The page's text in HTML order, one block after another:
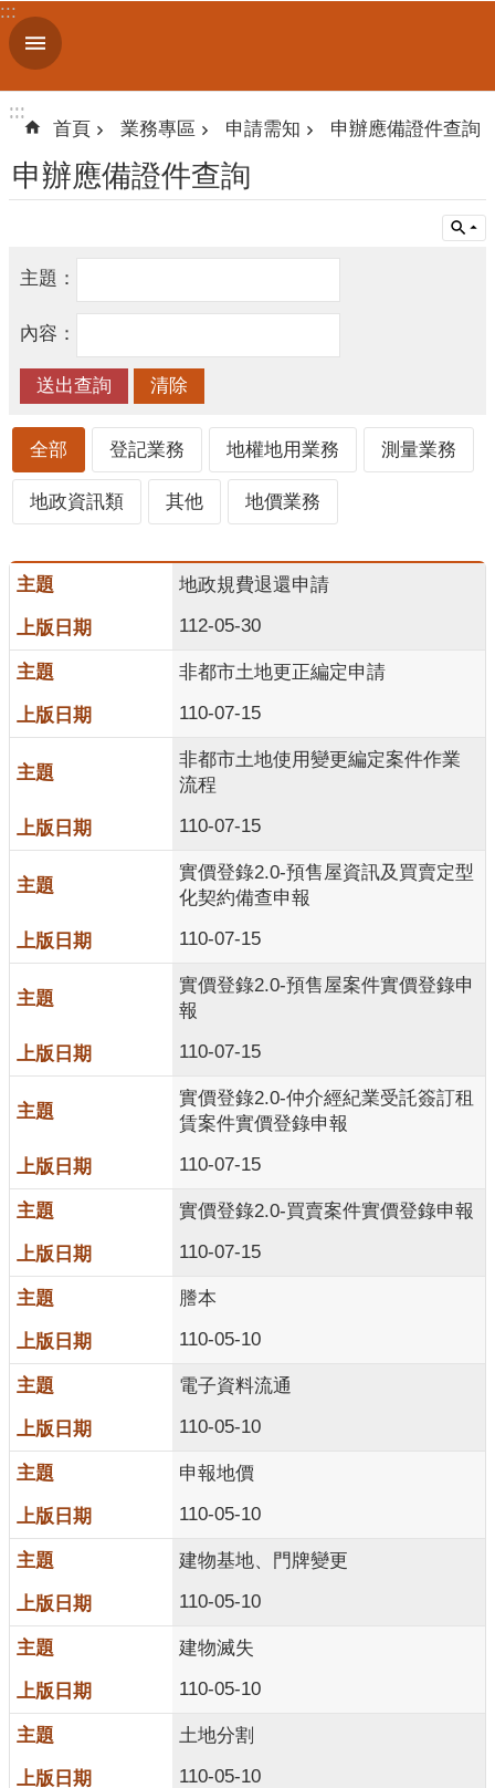
跳到主要內容區塊
進
階
尋
我
訊
息
公
告
上
服
便
民
服
務
公
開
資
訊
業
務
專
民
交
:::
:::
:::
首頁 業務專區 申請需知 申辦應備證件查詢
申辦應備證件查詢
主題：
內容：
全部 登記業務 地權地用業務 測量業務
地政資訊類 其他 地價業務
地政規費退還申請
112-05-30
非都市土地更正編定申請
110-07-15
非都市土地使用變更編定案件作業
流程
110-07-15
實價登錄2.0-預售屋資訊及買賣定型
化契約備查申報
110-07-15
實價登錄2.0-預售屋案件實價登錄申
報
110-07-15
實價登錄2.0-仲介經紀業受託簽訂租
賃案件實價登錄申報
110-07-15
實價登錄2.0-買賣案件實價登錄申報
110-07-15
謄本
110-05-10
電子資料流通
110-05-10
申報地價
110-05-10
建物基地、門牌變更
110-05-10
建物滅失
110-05-10
土地分割
110-05-10